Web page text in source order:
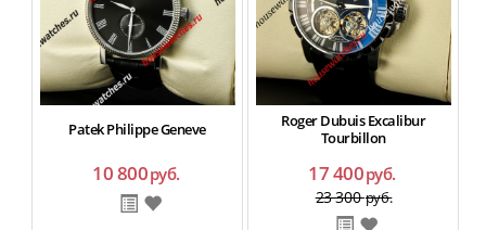
Patek Philippe Geneve
10 800руб.
Roger Dubuis Excalibur
Tourbillon
17 400руб.
23 300руб.